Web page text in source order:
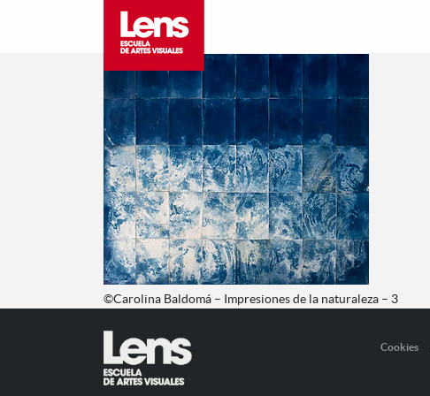
©Carolina Baldomá – Impresiones de la naturaleza – 3
Cookies